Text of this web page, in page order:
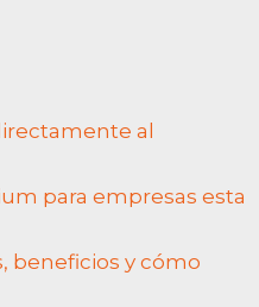
negocios
de cítricos y naranjas